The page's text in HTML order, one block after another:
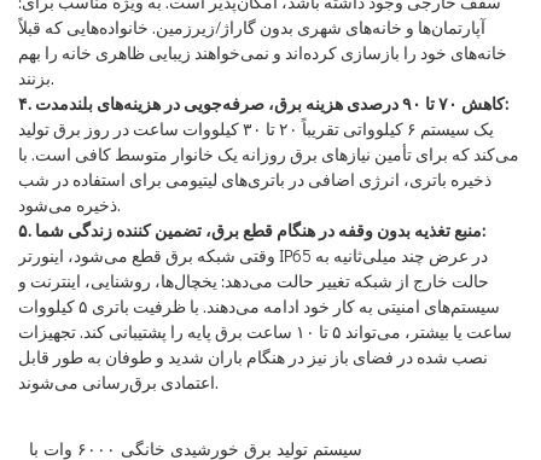
آپارتمان‌ها و خانه‌های شهری بدون گاراژ/زیرزمین. خانواده‌هایی که قبلاً
خانه‌های خود را بازسازی کرده‌اند و نمی‌خواهند زیبایی ظاهری خانه را بهم
بزنند.
۴. کاهش ۷۰ تا ۹۰ درصدی هزینه برق، صرفه‌جویی در هزینه‌های بلندمدت:
یک سیستم ۶ کیلوواتی تقریباً ۲۰ تا ۳۰ کیلووات ساعت در روز برق تولید
می‌کند که برای تأمین نیازهای برق روزانه یک خانوار متوسط ​​کافی است. با
ذخیره باتری، انرژی اضافی در باتری‌های لیتیومی برای استفاده در شب
ذخیره می‌شود.
۵. منبع تغذیه بدون وقفه در هنگام قطع برق، تضمین کننده زندگی شما:
وقتی شبکه برق قطع می‌شود، اینورتر IP65 در عرض چند میلی‌ثانیه به
حالت خارج از شبکه تغییر حالت می‌دهد: یخچال‌ها، روشنایی، اینترنت و
سیستم‌های امنیتی به کار خود ادامه می‌دهند. با ظرفیت باتری ۵ کیلووات
ساعت یا بیشتر، می‌تواند ۵ تا ۱۰ ساعت برق پایه را پشتیبانی کند. تجهیزات
نصب شده در فضای باز نیز در هنگام باران شدید و طوفان به طور قابل
اعتمادی برق‌رسانی می‌شوند.
سیستم تولید برق خورشیدی خانگی ۶۰۰۰ وات با